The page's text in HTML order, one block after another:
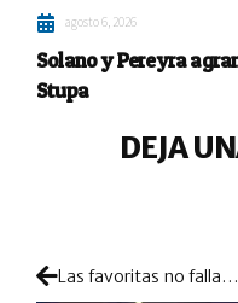
agosto 6, 2026
Solano y Pereyra
Stupa
DEJA
Las favoritas no fallan en el estreno de la previa del Buenos Aires P1